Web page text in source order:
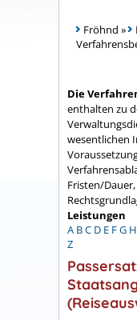
Fröhnd »
Die
enthalten zu
wesentlichen
Fristen/
Leistungen
A BC D E FG H
Z